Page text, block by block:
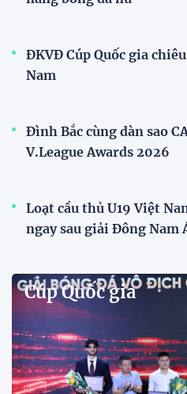
Đội tuyển nữ Việt
tập để theo dõi sao
Buổi tập của tuyển Việt
ngờ thu hút sự chú ý của
khi một phóng viên có mặt
dõi màn thể hiện của các